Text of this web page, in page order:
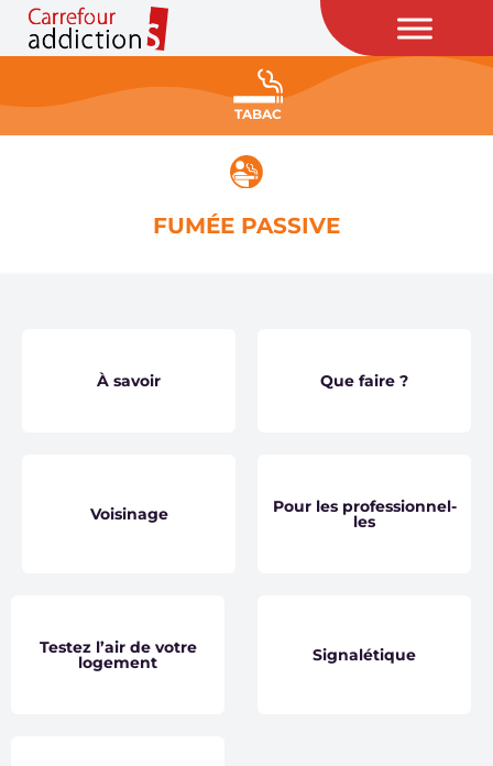
TABAC
FUMÉE PASSIVE
À savoir Que faire ?
Voisinage Pour les professionnel-
les
Testez l’air de votre
logement Signalétique